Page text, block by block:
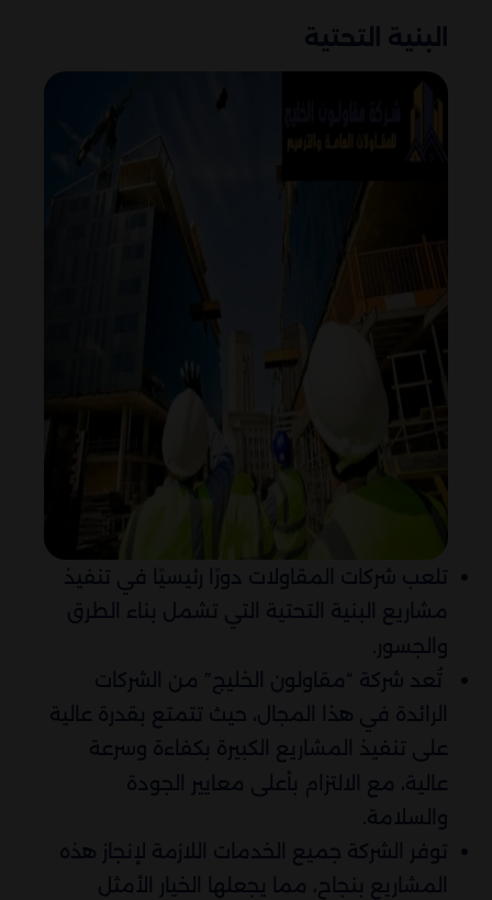
البنية التحتية
تلعب شركات المقاولات دورًا رئيسيًا في تنفيذ
مشاريع البنية التحتية التي تشمل بناء الطرق
والجسور.
تُعد شركة “مقاولون الخليج” من الشركات
الرائدة في هذا المجال، حيث تتمتع بقدرة عالية
على تنفيذ المشاريع الكبيرة بكفاءة وسرعة
عالية، مع الالتزام بأعلى معايير الجودة
والسلامة.
توفر الشركة جميع الخدمات اللازمة لإنجاز هذه
المشاريع بنجاح، مما يجعلها الخيار الأمثل